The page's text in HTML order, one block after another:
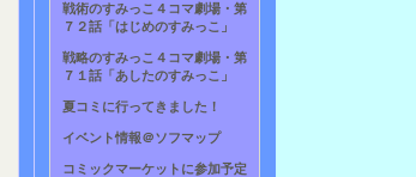
戦術のすみっこ４コマ劇場・第
７２話「はじめのすみっこ」
戦略のすみっこ４コマ劇場・第
７１話「あしたのすみっこ」
夏コミに行ってきました！
イベント情報＠ソフマップ
コミックマーケットに参加予定